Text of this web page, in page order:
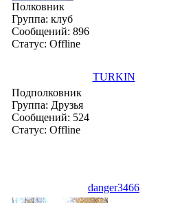
Полковник
Группа: клуб
Сообщений: 896
Статус: Offline
TURKIN
Подполковник
Группа: Друзья
Сообщений: 524
Статус: Offline
danger3466